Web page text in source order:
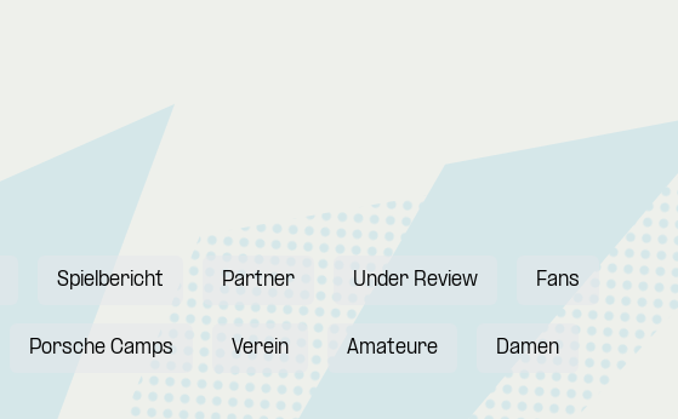
Spielbericht Partner Under Review Fans
Porsche Camps Verein Amateure Damen